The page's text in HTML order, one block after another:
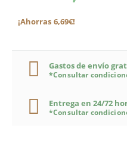
¡Ahorras 6,69€!
Gastos de envío
*Consultar
Entrega en 24/72
*Consultar